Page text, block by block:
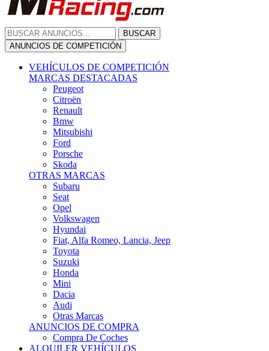
BUSCAR
ANUNCIOS DE COMPETICIÓN
VEHÍCULOS DE COMPETICIÓN
MARCAS DESTACADAS
Peugeot
Citroën
Renault
Bmw
Mitsubishi
Ford
Porsche
Skoda
OTRAS MARCAS
Subaru
Seat
Opel
Volkswagen
Hyundai
Fiat, Alfa Romeo, Lancia, Jeep
Toyota
Suzuki
Honda
Mini
Dacia
Audi
Otras Marcas
ANUNCIOS DE COMPRA
Compra De Coches
ALQUILER VEHÍCULOS